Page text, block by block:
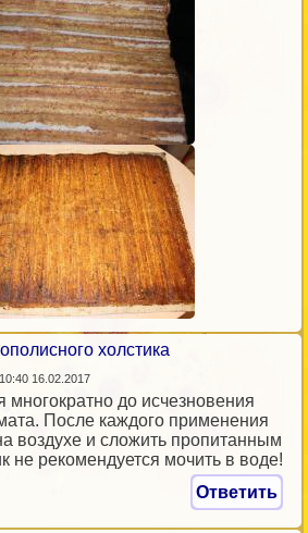
холстика
10:40 16.02.2017
многократно до исчезновения
После каждого применения
воздухе и сложить пропитанным
не рекомендуется мочить в воде!
Ответить